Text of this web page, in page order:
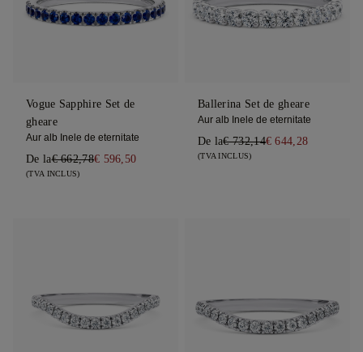
Vogue Sapphire Set de
gheare
Aur alb Inele de eternitate
De la€ 662,78€ 596,50
(TVA INCLUS)
Ballerina Set de gheare
Aur alb Inele de eternitate
De la€ 732,14€ 644,28
(TVA INCLUS)